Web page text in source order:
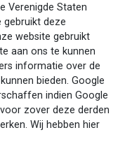
Verenigde Staten
gebruikt deze
website gebruikt
aan ons te kunnen
informatie over de
bieden. Google
indien Google
zover deze derden
Wij hebben hier